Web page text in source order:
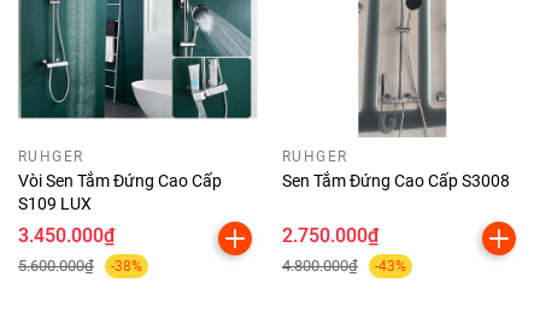
RUHGER
Vòi Sen Tắm Đứng Cao Cấp
S109 LUX
3.450.000₫
5.600.000₫ -38%
RUHGER
Sen Tắm Đứng Cao Cấp S3008
2.750.000₫
4.800.000₫ -43%